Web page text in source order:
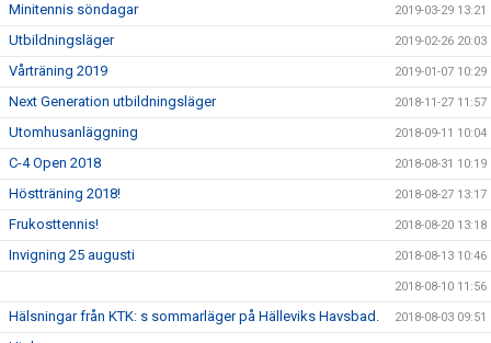
Minitennis söndagar 2019-03-29 13:21
Utbildningsläger 2019-02-26 20:03
Vårträning 2019 2019-01-07 10:29
Next Generation utbildningsläger 2018-11-27 11:57
Utomhusanläggning 2018-09-11 10:04
C-4 Open 2018 2018-08-31 10:19
Höstträning 2018! 2018-08-27 13:17
Frukosttennis! 2018-08-20 13:18
Invigning 25 augusti 2018-08-13 10:46
2018-08-10 11:56
Hälsningar från KTK: s sommarläger på Hälleviks Havsbad. 2018-08-03 09:51